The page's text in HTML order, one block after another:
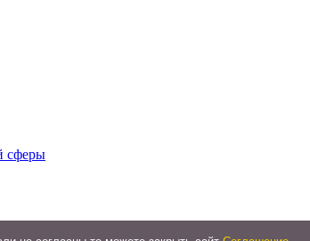
сферы